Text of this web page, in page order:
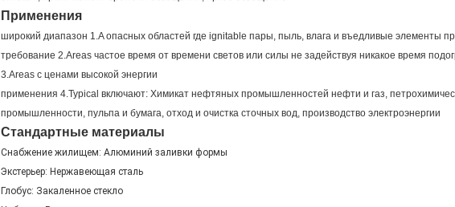
Применения
широкий диапазон 1.A опасных областей где ignitable пары, пыль, влага и въедливые элементы
требование 2.Areas частое время от времени светов или силы не задействуя никакое время
3.Areas с ценами высокой энергии
применения 4.Typical включают: Химикат нефтяных промышленностей нефти и газ,
промышленности, пульпа и бумага, отход и очистка сточных вод, производство электроэнергии
Стандартные материалы
Снабжение жилищем: Алюминий заливки формы
Экстерьер: Нержавеющая сталь
Глобус: Закаленное стекло